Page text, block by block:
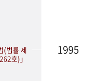
(법률 제
호)」
1995